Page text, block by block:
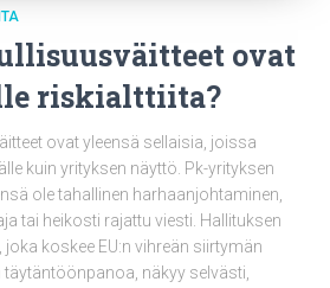
ovat
riskialttiita?
ovat yleensä sellaisia, joissa
kuin yrityksen näyttö. Pk-yrityksen
ole tahallinen harhaanjohtaminen,
tai heikosti rajattu viesti. Hallituksen
koskee EU:n vihreän siirtymän
näkyy selvästi,